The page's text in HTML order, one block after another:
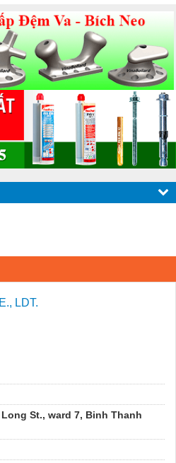
LDT.
Long St., ward 7, Binh Thanh